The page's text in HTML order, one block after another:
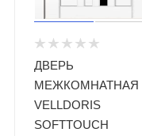
ДВЕРЬ
МЕЖКОМНАТНАЯ
VELLDORIS
SOFTTOUCH